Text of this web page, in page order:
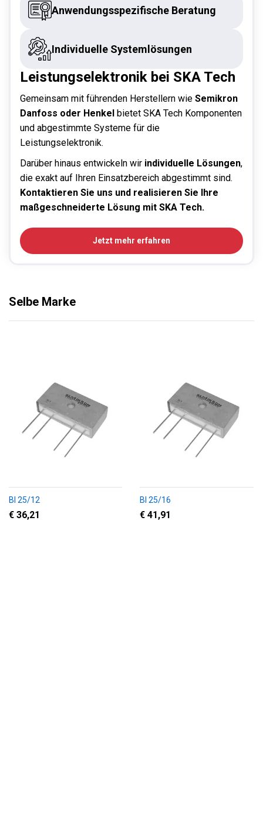
Anwendungsspezifische Beratung
Individuelle Systemlösungen
Leistungselektronik bei SKA Tech
Gemeinsam mit führenden Herstellern wie Semikron
Danfoss oder Henkel bietet SKA Tech Komponenten
und abgestimmte Systeme für die
Leistungselektronik.
Darüber hinaus entwickeln wir individuelle Lösungen,
die exakt auf Ihren Einsatzbereich abgestimmt sind.
Kontaktieren Sie uns und realisieren Sie Ihre
maßgeschneiderte Lösung mit SKA Tech.
Jetzt mehr erfahren
Selbe Marke
BI 25/12
€ 36,21
BI 25/16
€ 41,91